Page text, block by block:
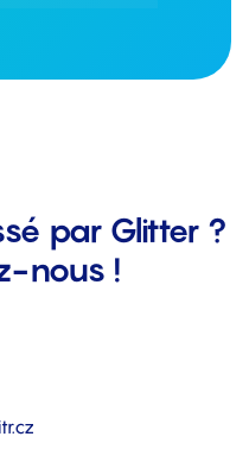
par Glitter ?
nous !